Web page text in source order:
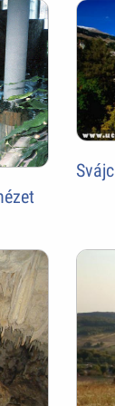
Svájc